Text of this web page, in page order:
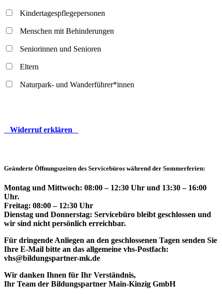
Kindertagespflegepersonen
Menschen mit Behinderungen
Seniorinnen und Senioren
Eltern
Naturpark- und Wanderführer*innen
Widerruf erklären
Geänderte Öffnungszeiten des Servicebüros während der Sommerferien:
Montag und Mittwoch: 08:00 – 12:30 Uhr und 13:30 – 16:00
Uhr.
Freitag: 08:00 – 12:30 Uhr
Dienstag und Donnerstag: Servicebüro bleibt geschlossen und
wir sind nicht persönlich erreichbar.
Für dringende Anliegen an den geschlossenen Tagen senden Sie
Ihre E-Mail bitte an das allgemeine vhs-Postfach:
vhs@bildungspartner-mk.de
Wir danken Ihnen für Ihr Verständnis,
Ihr Team der Bildungspartner Main-Kinzig GmbH